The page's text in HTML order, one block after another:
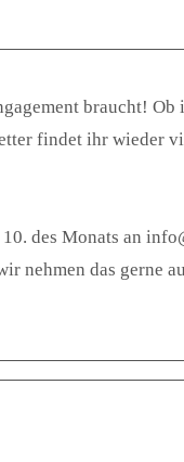
braucht! Ob
findet ihr wieder
des Monats an
nehmen das gerne